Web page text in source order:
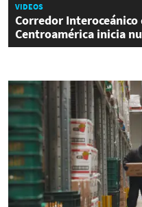
VIDEOS
Corredor Interoceánico
Centroamérica inicia